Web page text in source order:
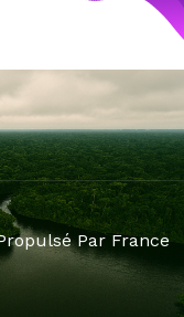
Par France